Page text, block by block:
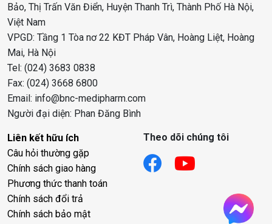
Bảo, Thị Trấn Văn Điển, Huyện Thanh Trì, Thành Phố Hà Nội,
Việt Nam
VPGD: Tầng 1 Tòa nơ 22 KĐT Pháp Vân, Hoàng Liệt, Hoàng
Mai, Hà Nội
Tel: (024) 3683 0838
Fax: (024) 3668 6800
Email: info@bnc-medipharm.com
Người đại diện: Phan Đăng Bình
Liên kết hữu ích
Câu hỏi thường gặp
Chính sách giao hàng
Phương thức thanh toán
Chính sách đổi trả
Chính sách bảo mật
Theo dõi chúng tôi